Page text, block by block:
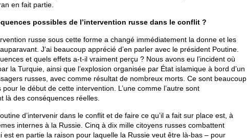
en fait partie.
possibles de l’intervention russe dans le conflit ?
russe sous cette forme a changé immédiatement la donne et les
J’ai beaucoup apprécié d’en parler avec le président Poutine.
et quels effets a-t-il vraiment perçu ? Nous avons eu l’incident où
la Turquie, ainsi que l’explosion organisée par État islamique à bord d’un
russes, avec comme résultat de nombreux morts. Ce sont beaucoup
le début de cette intervention. L’une comme l’autre sont
là des conséquences réelles.
d’intervenir dans le conflit et de faire ce qu’il a fait sur place est, à
internes à la Russie. Cinq à dix mille citoyens russes combattent
est en partie la raison pour laquelle la Russie veut être là-bas – pour